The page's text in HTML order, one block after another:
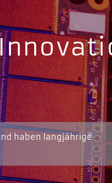
haben langjährige